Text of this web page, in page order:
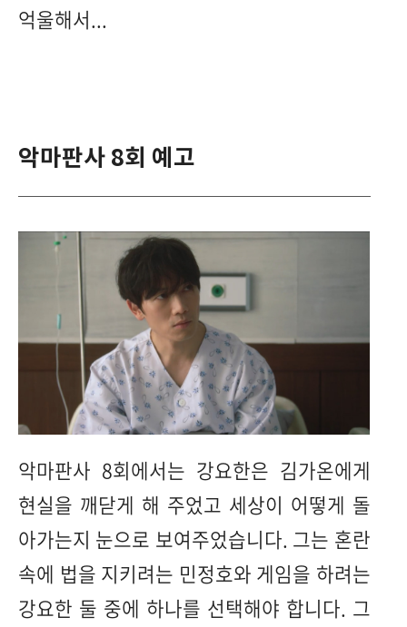
억울해서...
악마판사 8회 예고
악마판사 8회에서는 강요한은 김가온에게
현실을 깨닫게 해 주었고 세상이 어떻게 돌
아가는지 눈으로 보여주었습니다. 그는 혼란
속에 법을 지키려는 민정호와 게임을 하려는
강요한 둘 중에 하나를 선택해야 합니다. 그